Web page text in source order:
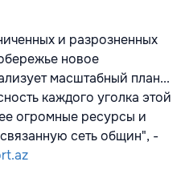
и разрозненных
новое
масштабный план...
каждого уголка этой
огромные ресурсы и
сеть общин", -